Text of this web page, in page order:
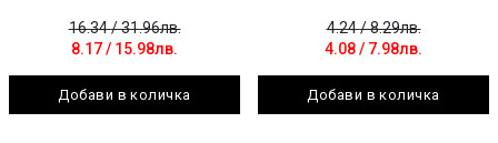
16.34/ 31.96лв.
8.17/ 15.98лв.
Добави в количка
4.24/ 8.29лв.
4.08/ 7.98лв.
Добави в количка